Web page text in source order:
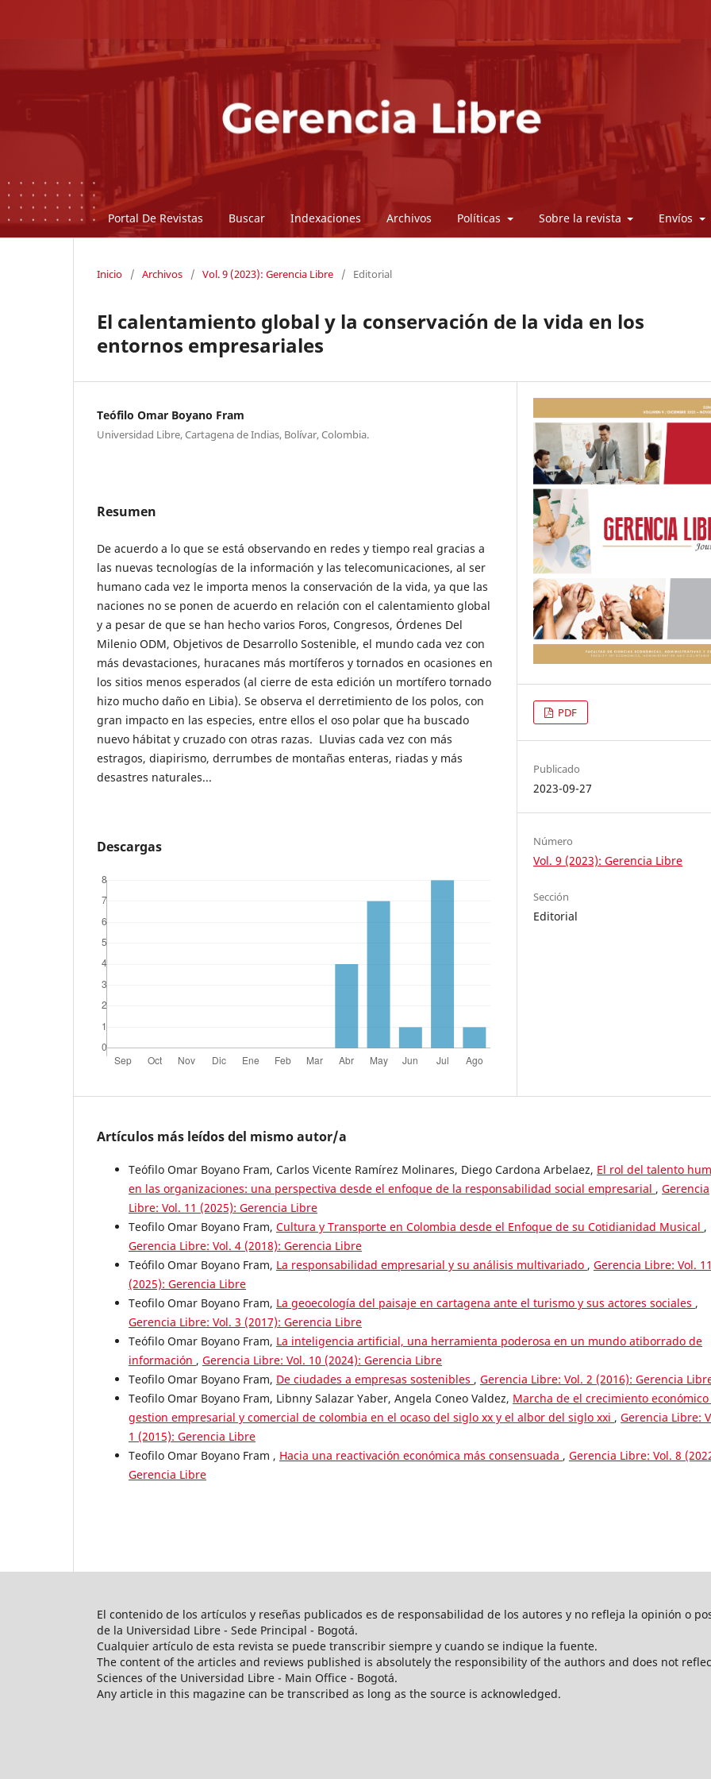
Portal De Revistas Buscar Indexaciones Archivos Políticas Sobre la revista Envíos
Inicio / Archivos / Vol. 9 (2023): Gerencia Libre / Editorial
El calentamiento global y la conservación de la vida en los
entornos empresariales
Teófilo Omar Boyano Fram
Universidad Libre, Cartagena de Indias, Bolívar, Colombia.
Resumen
De acuerdo a lo que se está observando en redes y tiempo real gracias a
las nuevas tecnologías de la información y las telecomunicaciones, al ser
humano cada vez le importa menos la conservación de la vida, ya que las
naciones no se ponen de acuerdo en relación con el calentamiento global
y a pesar de que se han hecho varios Foros, Congresos, Órdenes Del
Milenio ODM, Objetivos de Desarrollo Sostenible, el mundo cada vez con
más devastaciones, huracanes más mortíferos y tornados en ocasiones en
los sitios menos esperados (al cierre de esta edición un mortífero tornado
hizo mucho daño en Libia). Se observa el derretimiento de los polos, con
gran impacto en las especies, entre ellos el oso polar que ha buscado
nuevo hábitat y cruzado con otras razas. Lluvias cada vez con más
estragos, diapirismo, derrumbes de montañas enteras, riadas y más
desastres naturales...
Descargas
PDF
Publicado
2023-09-27
Número
Vol. 9 (2023): Gerencia Libre
Sección
Editorial
Artículos más leídos del mismo autor/a
Teófilo Omar Boyano Fram, Carlos Vicente Ramírez Molinares, Diego Cardona Arbelaez, El rol del talento
en las organizaciones: una perspectiva desde el enfoque de la responsabilidad social empresarial , Gerencia
Libre: Vol. 11 (2025): Gerencia Libre
Teofilo Omar Boyano Fram, Cultura y Transporte en Colombia desde el Enfoque de su Cotidianidad Musical ,
Gerencia Libre: Vol. 4 (2018): Gerencia Libre
Teófilo Omar Boyano Fram, La responsabilidad empresarial y su análisis multivariado , Gerencia Libre: Vol. 11
(2025): Gerencia Libre
Teofilo Omar Boyano Fram, La geoecología del paisaje en cartagena ante el turismo y sus actores sociales ,
Gerencia Libre: Vol. 3 (2017): Gerencia Libre
Teófilo Omar Boyano Fram, La inteligencia artificial, una herramienta poderosa en un mundo atiborrado de
información , Gerencia Libre: Vol. 10 (2024): Gerencia Libre
Teofilo Omar Boyano Fram, De ciudades a empresas sostenibles , Gerencia Libre: Vol. 2 (2016): Gerencia
Teofilo Omar Boyano Fram, Libnny Salazar Yaber, Angela Coneo Valdez, Marcha de el crecimiento económico
gestion empresarial y comercial de colombia en el ocaso del siglo xx y el albor del siglo xxi , Gerencia Libre:
1 (2015): Gerencia Libre
Teofilo Omar Boyano Fram , Hacia una reactivación económica más consensuada , Gerencia Libre: Vol. 8
Gerencia Libre
El contenido de los artículos y reseñas publicados es de responsabilidad de los autores y no refleja la opinión o
de la Universidad Libre - Sede Principal - Bogotá.
Cualquier artículo de esta revista se puede transcribir siempre y cuando se indique la fuente.
The content of the articles and reviews published is absolutely the responsibility of the authors and does not
Sciences of the Universidad Libre - Main Office - Bogotá.
Any article in this magazine can be transcribed as long as the source is acknowledged.